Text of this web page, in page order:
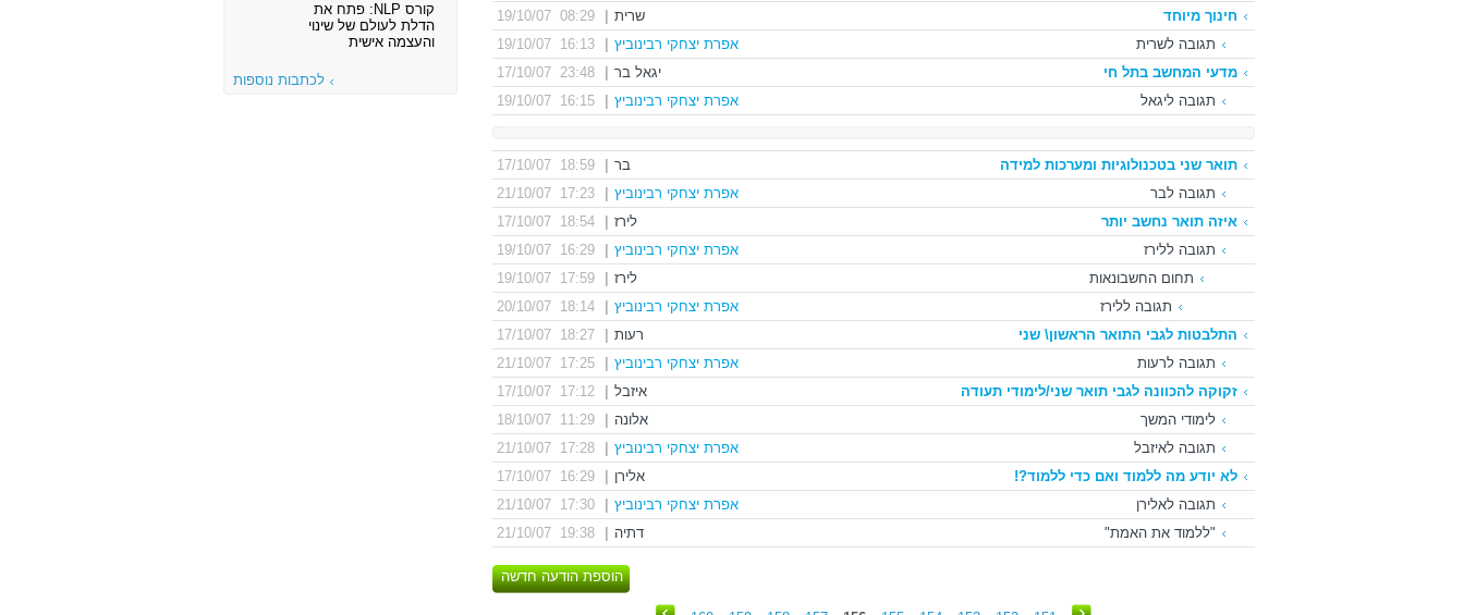
חינוך מיוחד
שרית
08:29 19/10/07
תגובה לשרית
אפרת יצחקי רבינוביץ
16:13 19/10/07
מדעי המחשב בתל חי
יגאל בר
23:48 17/10/07
תגובה ליגאל
אפרת יצחקי רבינוביץ 16:15 19/10/07
תואר שני בטכנולוגיות ומערכות למידה בר
18:59 17/10/07
תגובה לבר
אפרת יצחקי רבינוביץ
17:23 21/10/07
איזה תואר נחשב יותר
לירז
18:54 17/10/07
תגובה ללירז
אפרת יצחקי רבינוביץ
16:29 19/10/07
תחום החשבונאות
לירז
17:59 19/10/07
תגובה ללירז
אפרת יצחקי רבינוביץ
18:14 20/10/07
התלבטות לגבי התואר הראשון\ שני
רעות
18:27 17/10/07
תגובה לרעות
אפרת יצחקי רבינוביץ
17:25 21/10/07
זקוקה להכוונה לגבי תואר שני/לימודי תעודה
איזבל
17:12 17/10/07
לימודי המשך
אלונה
11:29 18/10/07
תגובה לאיזבל
אפרת יצחקי רבינוביץ
17:28 21/10/07
לא יודע מה ללמוד ואם כדי ללמוד?!
אלירן
16:29 17/10/07
תגובה לאלירן
אפרת יצחקי רבינוביץ
17:30 21/10/07
"ללמוד את האמת"
דתיה 19:38 21/10/07
הוספת הודעה חדשה
קורס NLP: פתח את
הדלת לעולם של שינוי
והעצמה אישית
לכתבות נוספות